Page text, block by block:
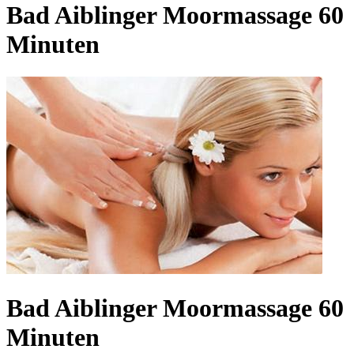
Bad Aiblinger Moormassage 60
Minuten
Bad Aiblinger Moormassage 60
Minuten